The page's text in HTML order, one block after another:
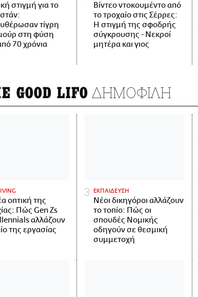
στιγμή για το
τίγρη
στη φύση
70 χρόνια
Βίντεο ντοκουμέντο από
το τροχαίο στις Σέρρες:
Η στιγμή της σφοδρής
σύγκρουσης - Νεκροί
μητέρα και γιος
GOOD LIFO ΔΗΜΟΦΙΛΗ
οπτική της
Πώς Gen Zs
αλλάζουν
της εργασίας
ΕΚΠΑΙΔΕΥΣΗ
Νέοι δικηγόροι αλλάζουν
το τοπίο: Πώς οι
σπουδές Νομικής
οδηγούν σε θεσμική
συμμετοχή